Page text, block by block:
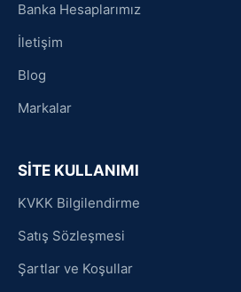
Banka Hesaplarımız
İletişim
Blog
Markalar
SİTE KULLANIMI
KVKK Bilgilendirme
Satış Sözleşmesi
Şartlar ve Koşullar